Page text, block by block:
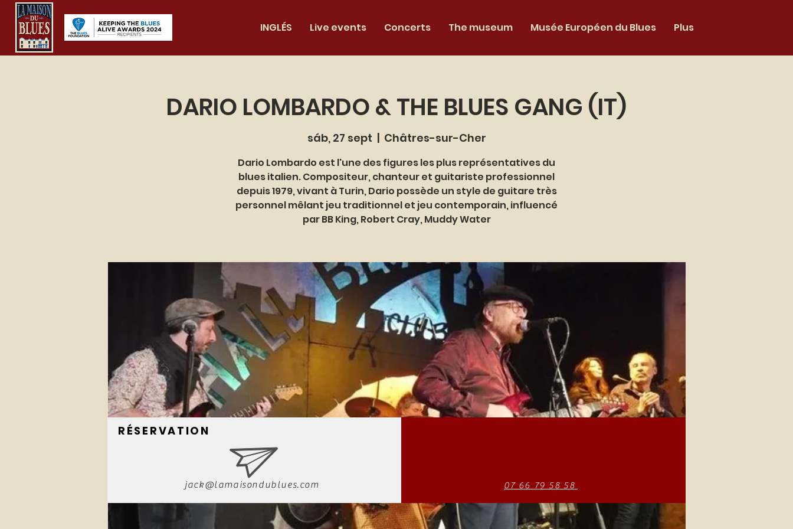
INGLÉS Live events Concerts The museum Musée Européen du Blues Plus
DARIO LOMBARDO & THE BLUES GANG (IT)
sáb, 27 sept
  |
Châtres-sur-Cher
Dario Lombardo est l'une des figures les plus représentatives du
blues italien. Compositeur, chanteur et guitariste professionnel
depuis 1979, vivant à Turin, Dario possède un style de guitare très
personnel mêlant jeu traditionnel et jeu contemporain, influencé
par BB King, Robert Cray, Muddy Water
jack@lamaisondublues.com 07 66 79 58 58
RÉSERVATION